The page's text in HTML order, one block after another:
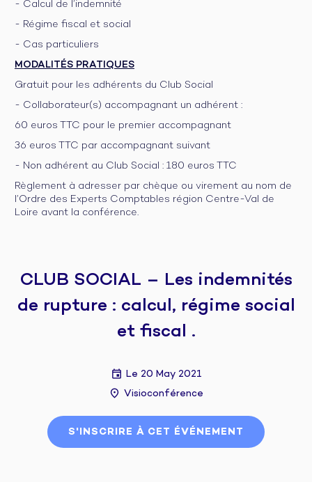
- Calcul de l’indemnité
- Régime fiscal et social
- Cas particuliers
MODALITÉS PRATIQUES
Gratuit pour les adhérents du Club Social
- Collaborateur(s) accompagnant un adhérent :
60 euros TTC pour le premier accompagnant
36 euros TTC par accompagnant suivant
- Non adhérent au Club Social : 180 euros TTC
Règlement à adresser par chèque ou virement au nom de
l’Ordre des Experts Comptables région Centre-Val de
Loire avant la conférence.
CLUB SOCIAL – Les indemnités
de rupture : calcul, régime social
et fiscal .
Le 20 May 2021
Visioconférence
S'INSCRIRE À CET ÉVÉNEMENT